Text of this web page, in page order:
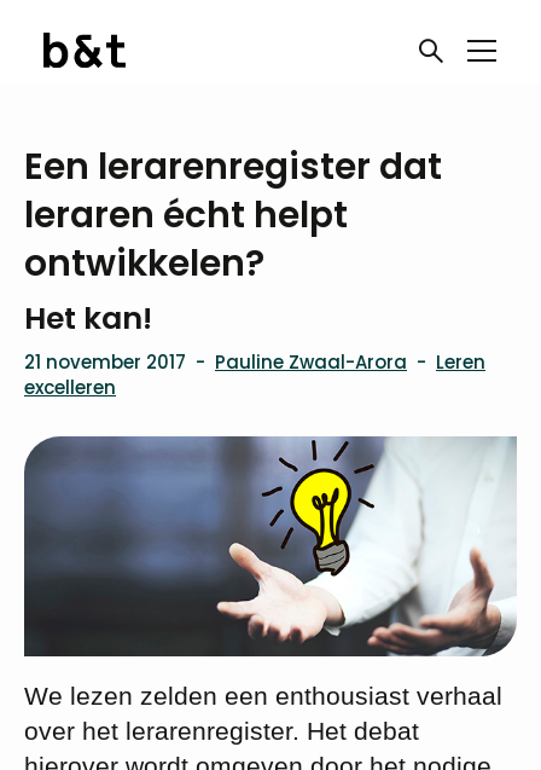
Een lerarenregister dat
leraren écht helpt
ontwikkelen?
Het kan!
21 november 2017 - Pauline Zwaal-Arora - Leren
excelleren
We lezen zelden een enthousiast verhaal
over het lerarenregister. Het debat